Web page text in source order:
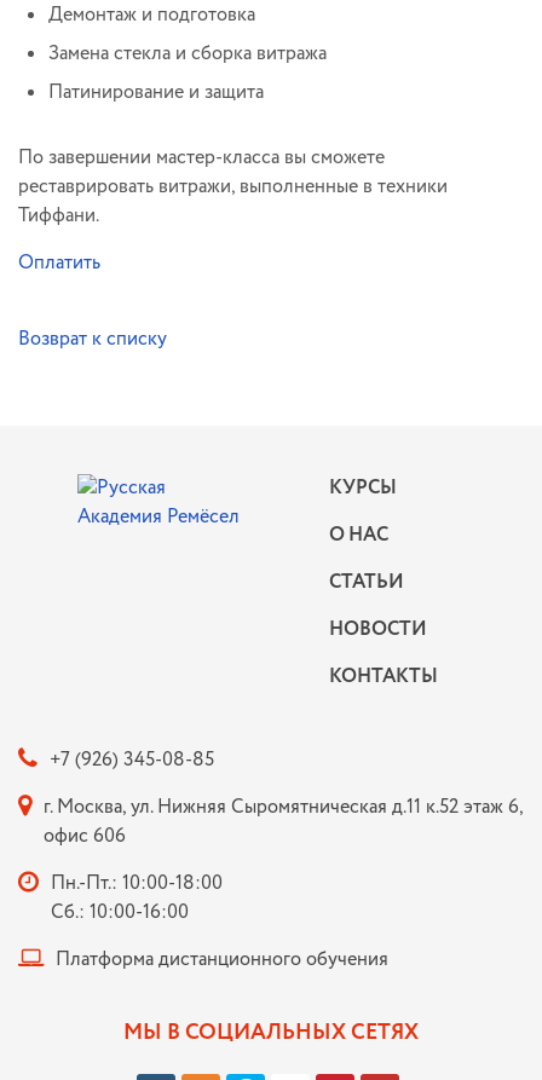
Демонтаж и подготовка
Замена стекла и сборка витража
Патинирование и защита
По завершении мастер-класса вы сможете
реставрировать витражи, выполненные в техники
Тиффани.
Оплатить
Возврат к списку
КУРСЫ
О НАС
СТАТЬИ
НОВОСТИ
КОНТАКТЫ
МЫ В СОЦИАЛЬНЫХ СЕТЯХ
+7 (926) 345-08-85
г. Москва, ул. Нижняя Сыромятническая д.11 к.52 этаж 6,
офис 606
Пн.-Пт.: 10:00-18:00
Сб.: 10:00-16:00
Платформа дистанционного обучения